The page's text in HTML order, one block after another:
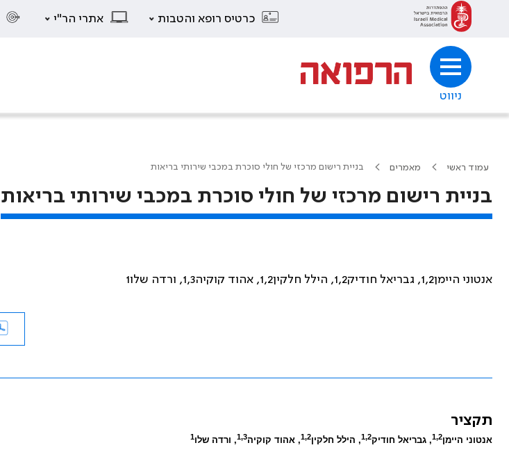
כרטיס רופא והטבות אתרי הר"י
ניווט
עמוד ראשי מאמרים בניית רישום מרכזי של חולי סוכרת במכבי שירותי בריאות
בניית רישום מרכזי של חולי סוכרת במכבי שירותי בריאות
אנטוני היימן1,2, גבריאל חודיק1,2, הילל חלקין1,2, אהוד קוקיה1,3, ורדה שלו1
תקציר
אנטוני היימן1,2, גבריאל חודיק1,2, הילל חלקין1,2, אהוד קוקיה1,3, ורדה שלו1